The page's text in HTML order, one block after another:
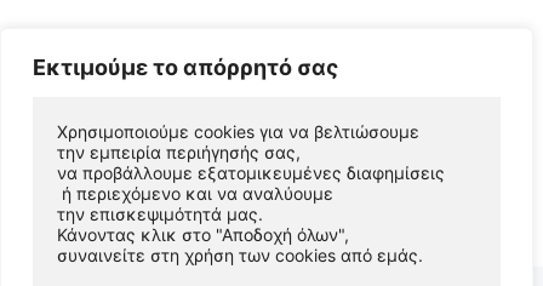
Εκτιμούμε το απόρρητό σας
Χρησιμοποιούμε cookies για να βελτιώσουμε
την εμπειρία περιήγησής σας,
να προβάλλουμε εξατομικευμένες διαφημίσεις
ή περιεχόμενο και να αναλύουμε
την επισκεψιμότητά μας.
Κάνοντας κλικ στο "Αποδοχή όλων",
συναινείτε στη χρήση των cookies από εμάς.
© 2026 Αριστείδης Αρχοντάκης Φυσικός Συγγραφέας
• Φτιαγμένο μεGeneratePress